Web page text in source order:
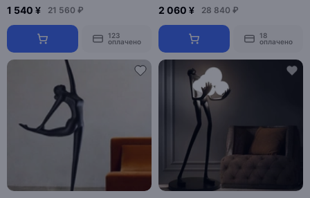
1 540 ¥ 21 560 ₽
123
оплачено
2 060 ¥ 28 840 ₽
18
оплачено